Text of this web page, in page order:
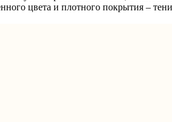
цвета и плотного покрытия –